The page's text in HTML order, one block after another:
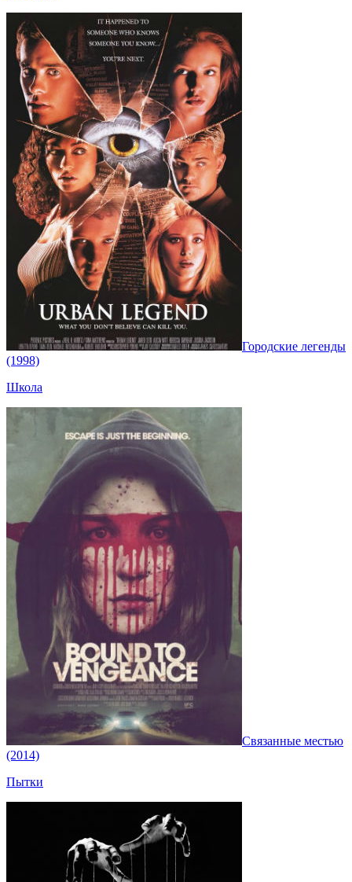
Городские легенды
(1998)
Школа
Связанные местью
(2014)
Пытки